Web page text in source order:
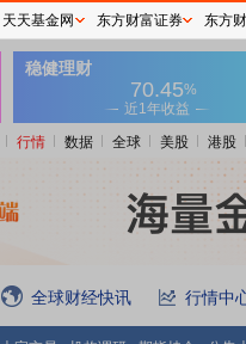
行情 数据 全球 美股 港股
全球财经快讯 行情中
天天基金网 东方财富证券 东方